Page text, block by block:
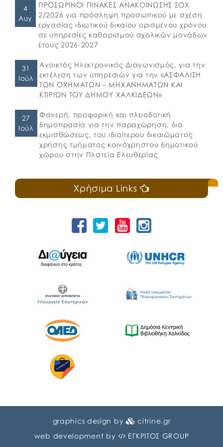
4
Αυγ
ΠΡΟΣΩΡΙΝΟΙ ΠΙΝΑΚΕΣ ΑΝΑΚΟΙΝΩΣΗΣ ΣΟΧ
2/2026 για πρόσληψη προσωπικού με σχέση
εργασίας ιδιωτικού δικαίου ορισμένου χρόνου
σε υπηρεσίες καθαρισμού σχολικών μονάδων
έτους 2026-2027
31
Ιούλ
Ανοικτός Ηλεκτρονικός Διαγωνισμός, για την
εκτέλεση των υπηρεσιών για την «ΑΣΦΑΛΙΣΗ
ΤΩΝ ΟΧΗΜΑΤΩΝ – ΜΗΧΑΝΗΜΑΤΩΝ ΚΑΙ
ΚΤΙΡΙΩΝ ΤΟΥ ΔΗΜΟΥ ΧΑΛΚΙΔΕΩΝ»
27
Ιούλ
Φανερή, προφορική και πλειοδοτική
δημοπρασία για την παραχώρηση, δια
εκμισθώσεως, του ιδιαίτερου δικαιώματος
χρήσης τμήματος κοινόχρηστου δημοτικού
χώρου στην Πλατεία Ελευθερίας
Χρήσιμα Links
graphics design by
citrine.gr
web development by
ΕΓΚΡΙΤΟΣ GROUP